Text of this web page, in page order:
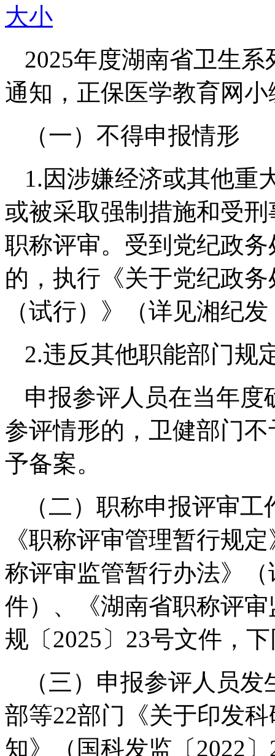
大小
2025年度湖南省卫生
通知，正保医学教育网
（一）不得申报情形
1.因涉嫌经济或其他重
或被采取强制措施和受
职称评审。受到党纪政
的，执行《关于党纪政
（试行）》（详见湘纪
2.违反其他职能部门规
申报参评人员在当年
参评情形的，卫健部门
予备案。
（二）职称申报评审
《职称评审管理暂行规
称评审监管暂行办法》
件）、《湖南省职称评
规〔2025〕23号文件，
（三）申报参评人员
部等22部门《关于印发
知》（国科发监〔2022